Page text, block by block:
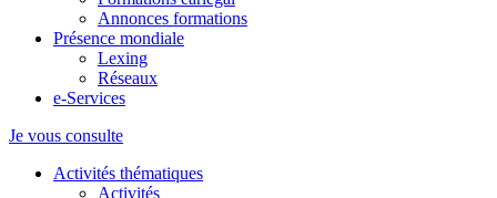
Annonces formations
Présence mondiale
Lexing
Réseaux
e-Services
Je vous consulte
Activités thématiques
Activités